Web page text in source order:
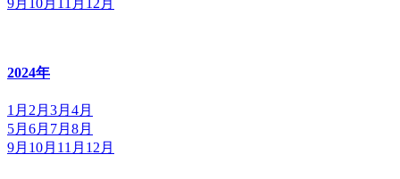
9月 10月 11月 12月
2024年
1月 2月 3月 4月
5月 6月 7月 8月
9月 10月 11月 12月